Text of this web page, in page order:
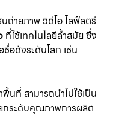
บถ่ายภาพ วิดีโอ ไลฟ์สตรี
ที่ใช้เทคโนโลยีล้ำสมัย ซึ่ง
อดังระดับโลก เช่น
นที่ สามารถนำไปใช้เป็น
กระดับคุณภาพการผลิต